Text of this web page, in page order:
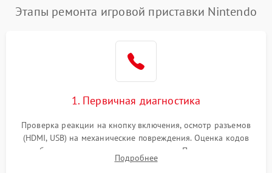
Этапы ремонта игровой приставки Nintendo
1. Первичная диагностика
Проверка реакции на кнопку включения, осмотр разъемов
(HDMI, USB) на механические повреждения. Оценка кодов
ошибок на экране или по индикаторам. Проверка чтения
дисков, работы геймпадов и наличия гарантийных пломб.
Подробнее